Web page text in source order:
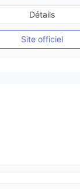
Réglementation de
Market Making (MM)
Etiquette principale MT4
Détails
Site officiel